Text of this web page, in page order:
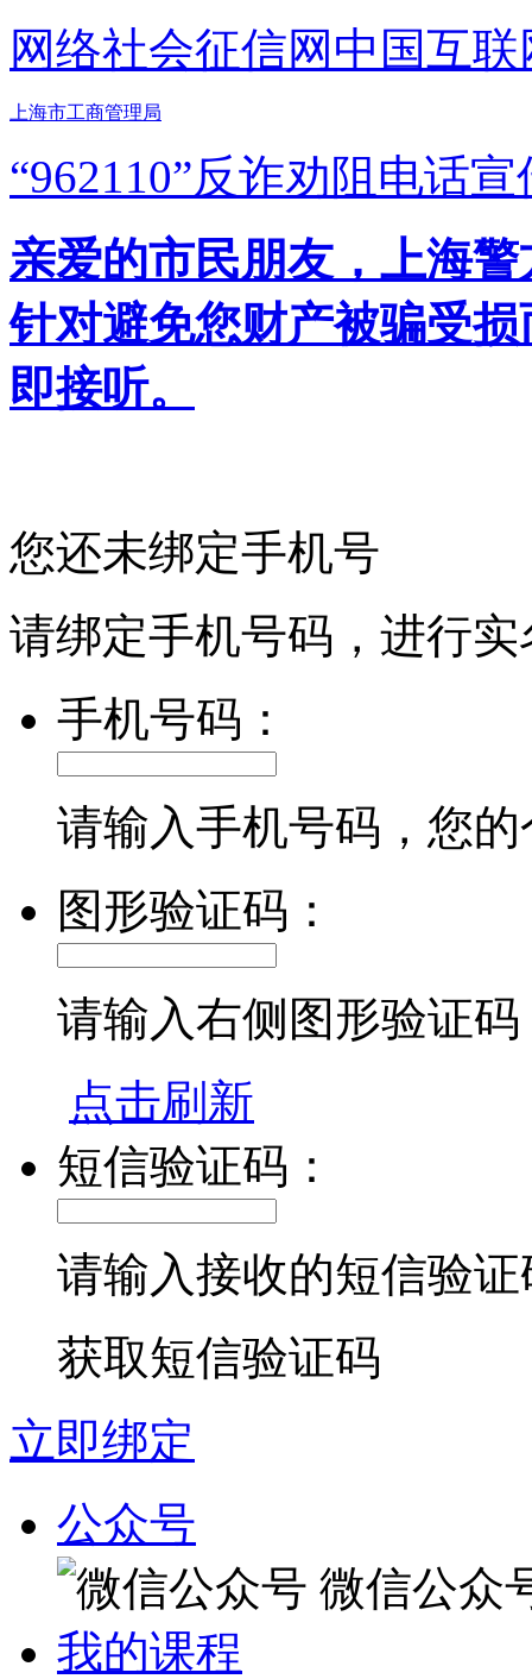
网络社会征信网 中国互
上海市工商管理局
“962110”反诈劝阻电话宣
亲爱的市民朋友，上海
针对避免您财产被骗受
即接听。
您还未绑定手机号
请绑定手机号码，进行
手机号码：
请输入手机号码，您
图形验证码：
请输入右侧图形验证码
点击刷新
短信验证码：
请输入接收的短信验证
获取短信验证码
立即绑定
公众号
微信公众
我的课程